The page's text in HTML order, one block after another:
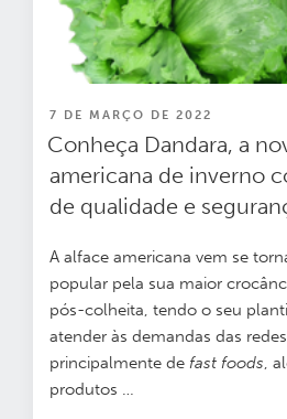
PUBLICADO
EM
7 DE MARÇO DE 2022
Conheça Dandara, a
americana de inverno
de qualidade e
A alface americana vem se
popular pela sua maior
pós-colheita, tendo o seu
atender às demandas das
principalmente de fast foods,
produtos …